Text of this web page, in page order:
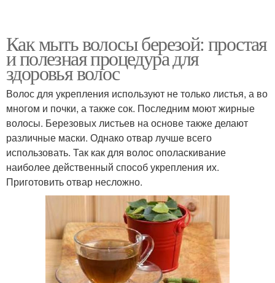
Как мыть волосы березой: простая
и полезная процедура для
здоровья волос
Волос для укрепления используют не только листья, а во
многом и почки, а также сок. Последним моют жирные
волосы. Березовых листьев на основе также делают
различные маски. Однако отвар лучше всего
использовать. Так как для волос ополаскивание
наиболее действенный способ укрепления их.
Приготовить отвар несложно.